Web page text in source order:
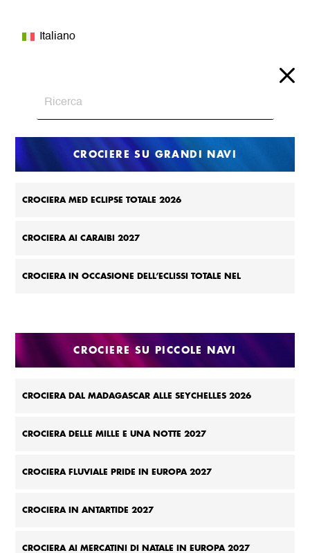
Italiano
CROCIERE SU GRANDI NAVI
CROCIERA MED ECLIPSE TOTALE 2026
CROCIERA AI CARAIBI 2027
CROCIERA IN OCCASIONE DELL’ECLISSI TOTALE NEL
CROCIERE SU PICCOLE NAVI
CROCIERA DAL MADAGASCAR ALLE SEYCHELLES 2026
CROCIERA DELLE MILLE E UNA NOTTE 2027
CROCIERA FLUVIALE PRIDE IN EUROPA 2027
CROCIERA IN ANTARTIDE 2027
CROCIERA AI MERCATINI DI NATALE IN EUROPA 2027